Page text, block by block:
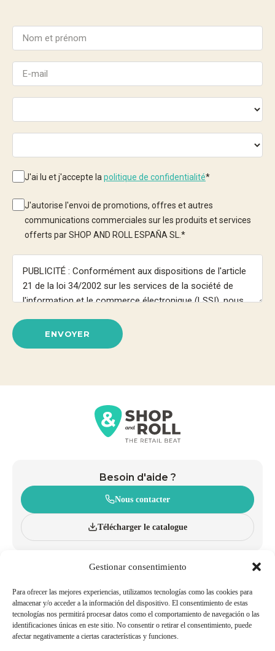
Gestionar consentimiento
Para ofrecer las mejores experiencias, utilizamos tecnologías como las cookies para
almacenar y/o acceder a la información del dispositivo. El consentimiento de estas
tecnologías nos permitirá procesar datos como el comportamiento de navegación o las
identificaciones únicas en este sitio. No consentir o retirar el consentimiento, puede
afectar negativamente a ciertas características y funciones.
J'ai lu et j'accepte la politique de confidentialité*
J'autorise l'envoi de promotions, offres et autres
communications commerciales sur les produits et services
offerts par SHOP AND ROLL ESPAÑA SL. *
ENVOYER
Besoin d'aide ?
Nous contacter
Télécharger le catalogue
CATALOGUE
BLOG
CHARIOTS
PANIERS À MAIN
ACCESSOIRES
POLITIQUES QUALITÉ ET
ENVIRONNEMENT
TRAVAILLER AVEC NOUS